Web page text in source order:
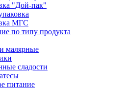
"Дой-пак"
МГС
по типу продукта
малярные
сладости
питание